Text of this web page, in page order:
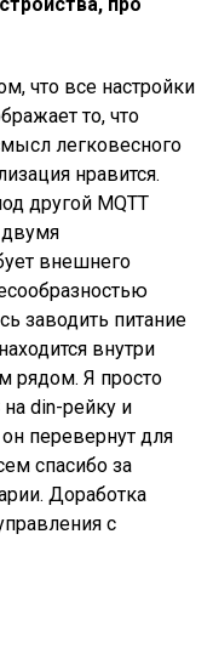
что все настройки
то, что
легковесного
нравится.
другой MQTT
двумя
внешнего
заводить питание
внутри
рядом. Я просто
din-рейку и
перевернут для
спасибо за
Доработка
с